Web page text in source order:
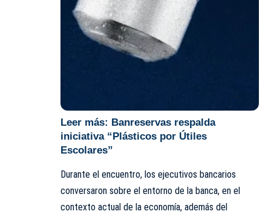
Leer más: Banreservas respalda
iniciativa “Plásticos por Útiles
Escolares”
Durante el encuentro, los ejecutivos bancarios
conversaron sobre el entorno de la banca, en el
contexto actual de la economía, además del